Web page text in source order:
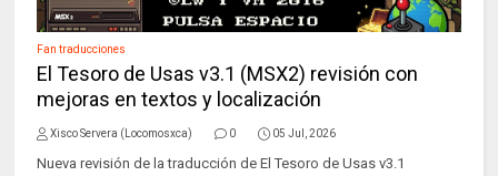
Fan traducciones
El Tesoro de Usas v3.1 (MSX2) revisión con
mejoras en textos y localización
Xisco Servera (Locomosxca) 0 05 Jul, 2026
Nueva revisión de la traducción de El Tesoro de Usas v3.1